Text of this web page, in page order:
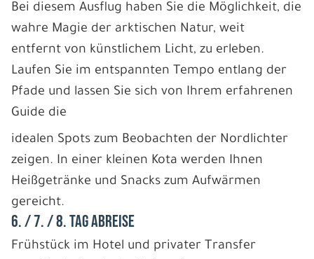
Bei diesem Ausflug haben Sie die Möglichkeit, die
wahre Magie der arktischen Natur, weit
entfernt von künstlichem Licht, zu erleben.
Laufen Sie im entspannten Tempo entlang der
Pfade und lassen Sie sich von Ihrem erfahrenen
Guide die
idealen Spots zum Beobachten der Nordlichter
zeigen. In einer kleinen Kota werden Ihnen
Heißgetränke und Snacks zum Aufwärmen
gereicht.
6. / 7. / 8. TAG ABREISE
Frühstück im Hotel und privater Transfer